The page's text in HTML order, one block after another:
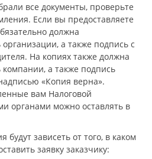
все документы, проверьте
Если вы предоставляете
должна
организации, а также подпись с
На копиях также должна
компании, а также подпись
«Копия верна».
вам Налоговой
органами можно оставлять в
зависеть от того, в каком
заявку заказчику: